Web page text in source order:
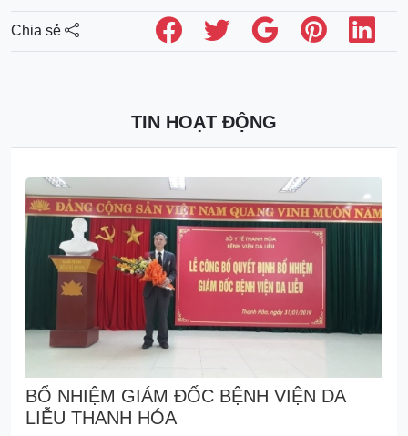
Chia sẻ
TIN HOẠT ĐỘNG
BỔ NHIỆM GIÁM ĐỐC BỆNH VIỆN DA
LIỄU THANH HÓA